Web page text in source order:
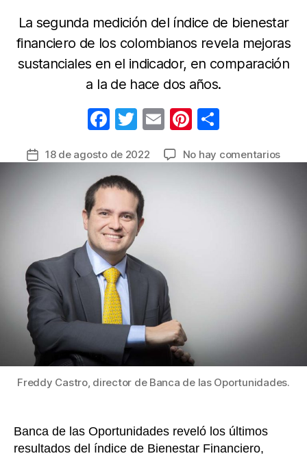
La segunda medición del índice de bienestar
financiero de los colombianos revela mejoras
sustanciales en el indicador, en comparación
a la de hace dos años.
F
c
e
b
o
o
k
T
itt
er
E
ail
Pi
er m
p
Fecha18 de agosto de 2022 No hay comentariosen
mes,
un
Freddy Castro, director de Banca de las Oportunidades.
Banca de las Oportunidades reveló los últimos
resultados del índice de Bienestar Financiero,